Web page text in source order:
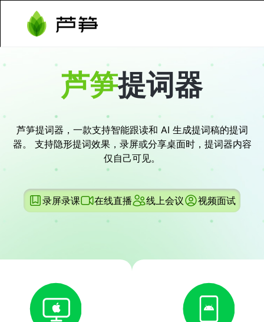
芦笋提词器
芦笋提词器，一款支持智能跟读和 AI 生成提词稿的提词
器。 支持隐形提词效果，录屏或分享桌面时，提词器内容
仅自己可见。
录屏录课 在线直播 线上会议 视频面试